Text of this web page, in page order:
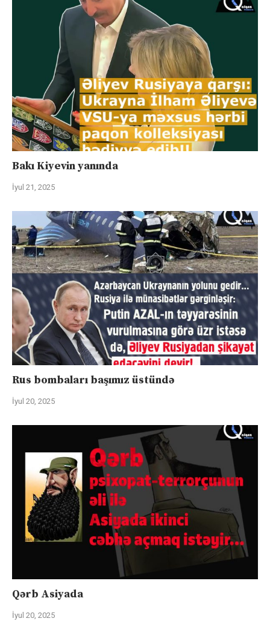
Bakı Kiyevin yanında
İyul 21, 2025
Rus bombaları başımız üstündə
İyul 20, 2025
Qərb Asiyada
İyul 20, 2025